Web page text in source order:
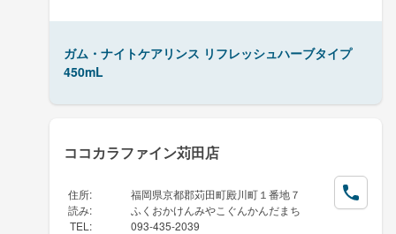
ガム・ナイトケアリンス リフレッシュハーブタイプ
450mL
ココカラファイン苅田店
住所:
福岡県京都郡苅田町殿川町１番地７
読み:
ふくおかけんみやこぐんかんだまち
TEL : 093-435-2039